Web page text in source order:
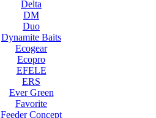
Delta
DM
Duo
Dynamite Baits
Ecogear
Ecopro
EFELE
ERS
Ever Green
Favorite
Feeder Concept